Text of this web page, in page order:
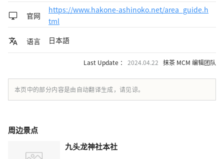
官网
https://www.hakone-ashinoko.net/area_guide.h
tml
语言
日本語
Last Update ： 2024.04.22 抹茶 MCM 编辑团队
本页中的部分内容是由自动翻译生成，请见谅。
周边景点
九头龙神社本社